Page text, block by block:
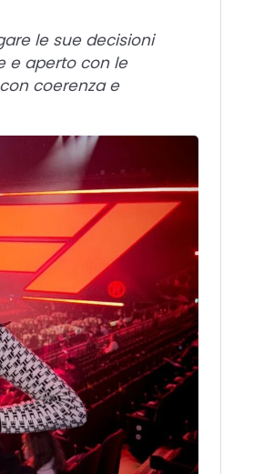
le sue decisioni
e aperto con le
coerenza e